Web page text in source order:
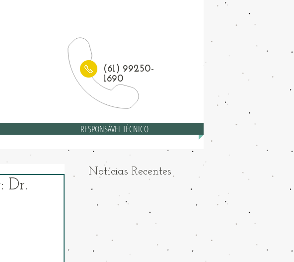
(61) 99250-
1690
RESPONSÁVEL TÉCNICO
Dr.
Notícias Recentes